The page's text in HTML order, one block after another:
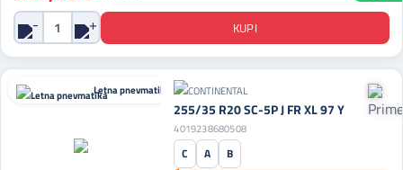
Letna pnevmatika
255/35 R20 SC-5P J FR XL 97 Y
4019238680508
C A
B